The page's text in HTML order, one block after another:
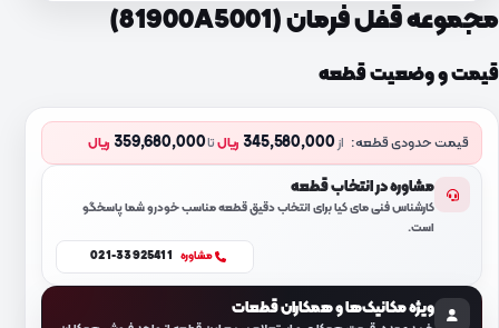
مجموعه قفل فرمان (81900A5001)
قیمت و وضعیت قطعه
قیمت حدودی قطعه: از345,580,000 ریالتا359,680,000 ریال
مشاوره در انتخاب قطعه
کارشناس فنی مای کیا برای انتخاب دقیق قطعه مناسب خودرو شما پاسخگو
است.
مشاوره 021-33925411
ویژه مکانیک‌ها و همکاران قطعات